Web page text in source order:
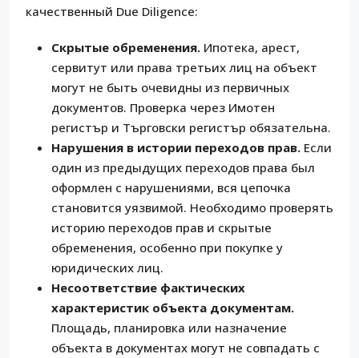
качественный Due Diligence:
Скрытые обременения. Ипотека, арест,
сервитут или права третьих лиц на объект
могут не быть очевидны из первичных
документов. Проверка через Имотен
регистър и Търговски регистър обязательна.
Нарушения в истории переходов прав. Если
один из предыдущих переходов права был
оформлен с нарушениями, вся цепочка
становится уязвимой. Необходимо проверять
историю переходов прав и скрытые
обременения, особенно при покупке у
юридических лиц.
Несоответствие фактических
характеристик объекта документам.
Площадь, планировка или назначение
объекта в документах могут не совпадать с